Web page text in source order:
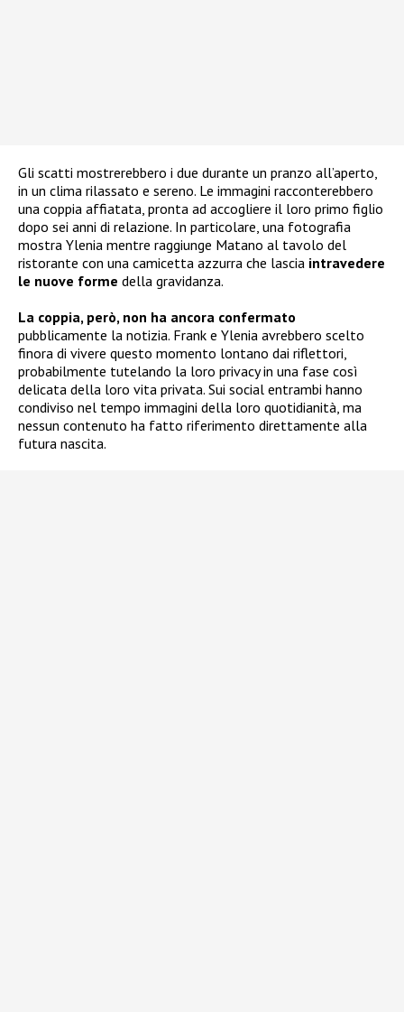
Gli scatti mostrerebbero i due durante un pranzo all’aperto,
in un clima rilassato e sereno. Le immagini racconterebbero
una coppia affiatata, pronta ad accogliere il loro primo figlio
dopo sei anni di relazione. In particolare, una fotografia
mostra Ylenia mentre raggiunge Matano al tavolo del
ristorante con una camicetta azzurra che lascia intravedere
le nuove forme della gravidanza.
La coppia, però, non ha ancora confermato
pubblicamente la notizia. Frank e Ylenia avrebbero scelto
finora di vivere questo momento lontano dai riflettori,
probabilmente tutelando la loro privacy in una fase così
delicata della loro vita privata. Sui social entrambi hanno
condiviso nel tempo immagini della loro quotidianità, ma
nessun contenuto ha fatto riferimento direttamente alla
futura nascita.